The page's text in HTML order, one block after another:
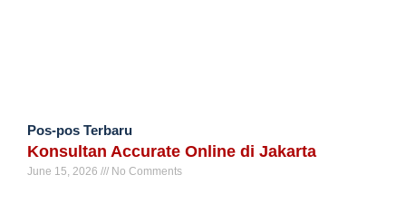
Pos-pos Terbaru
Konsultan Accurate Online di Jakarta
June 15, 2026 No Comments